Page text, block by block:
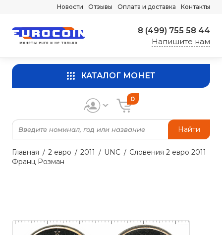
Новости Отзывы Оплата и доставка Контакты
8 (499) 755 58 44
Напишите нам
КАТАЛОГ МОНЕТ
Найти
0
Главная 2 евро 2011 UNC
Словения 2 евро 2011
Франц Розман